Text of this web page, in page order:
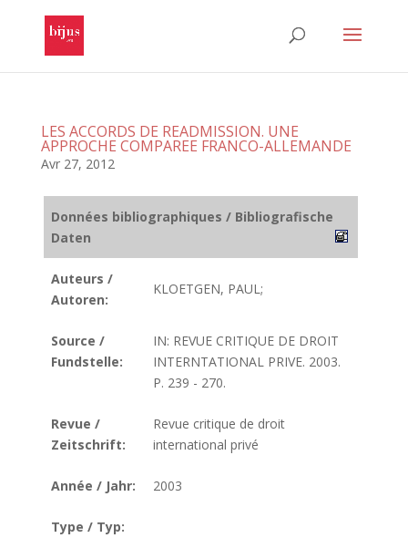
LES ACCORDS DE READMISSION. UNE
APPROCHE COMPAREE FRANCO-ALLEMANDE
Avr 27, 2012
Données bibliographiques / Bibliografische
Daten
Auteurs /
Autoren:
KLOETGEN, PAUL;
Source /
Fundstelle:
IN: REVUE CRITIQUE DE DROIT
INTERNTATIONAL PRIVE. 2003.
P. 239 - 270.
Revue /
Zeitschrift:
Revue critique de droit
international privé
Année / Jahr: 2003
Type / Typ: